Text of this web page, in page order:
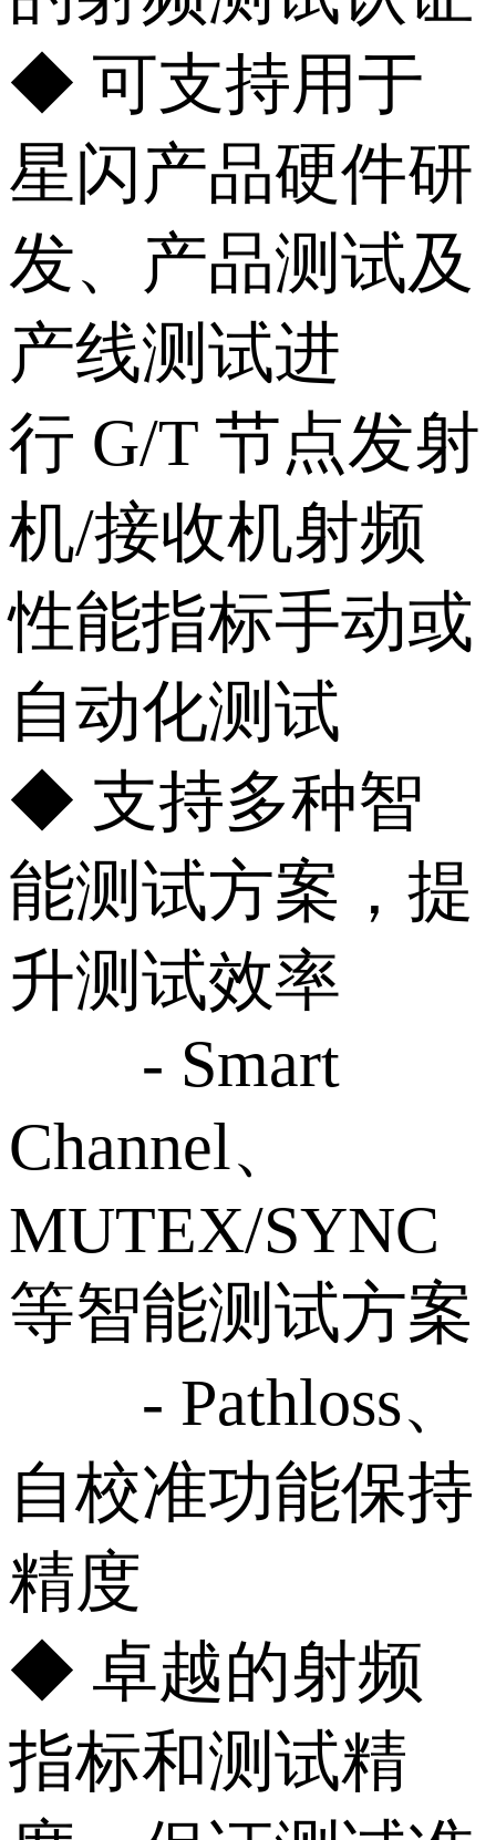
◆ 可支持用于
星闪产品硬件研
发、产品测试及
产线测试进
行 G/T 节点发射
机/接收机射频
性能指标手动或
自动化测试
◆ 支持多种智
能测试方案，提
升测试效率
- Smart
Channel、
MUTEX/SYNC
等智能测试方案
- Pathloss、
自校准功能保持
精度
◆ 卓越的射频
指标和测试精